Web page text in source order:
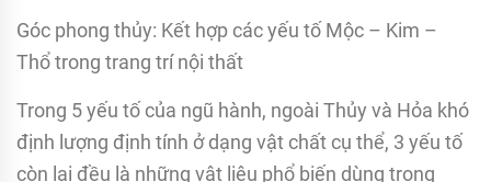
Góc phong thủy: Kết hợp các yếu tố Mộc – Kim –
Thổ trong trang trí nội thất
Trong 5 yếu tố của ngũ hành, ngoài Thủy và Hỏa khó
định lượng định tính ở dạng vật chất cụ thể, 3 yếu tố
còn lại đều là những vật liệu phổ biến dùng trong